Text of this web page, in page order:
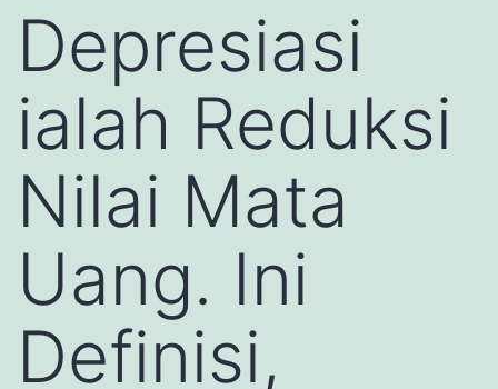
Depresiasi
ialah Reduksi
Nilai Mata
Uang. Ini
Definisi,